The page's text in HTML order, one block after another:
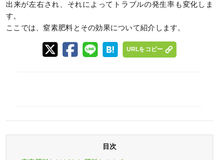
出来が左右され、それによってトラブルの発生率も変化しま
す。
ここでは、窒素肥料とその効果について紹介します。
URLをコピー
目次